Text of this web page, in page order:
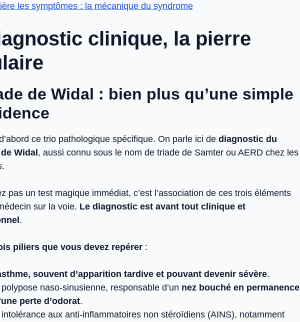
les symptômes : la mécanique du syndrome
clinique, la pierre
de Widal : bien plus qu’une simple
ce trio pathologique spécifique. On parle ici de diagnostic du
Widal, aussi connu sous le nom de triade de Samter ou AERD chez les
pas un test magique immédiat, c’est l’association de ces trois éléments
sur la voie. Le diagnostic est avant tout clinique et
.
piliers que vous devez repérer :
souvent d’apparition tardive et pouvant devenir sévère.
naso-sinusienne, responsable d’un nez bouché en permanence
perte d’odorat.
intolérance aux anti-inflammatoires non stéroïdiens (AINS), notamment